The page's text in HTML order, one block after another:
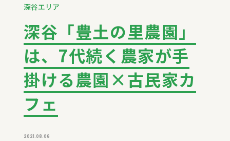
深谷エリア
深谷「豊土の里農園」
は、7代続く農家が手
掛ける農園×古民家カ
フェ
2021.08.06